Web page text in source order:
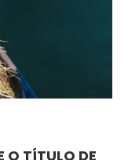
O TÍTULO DE